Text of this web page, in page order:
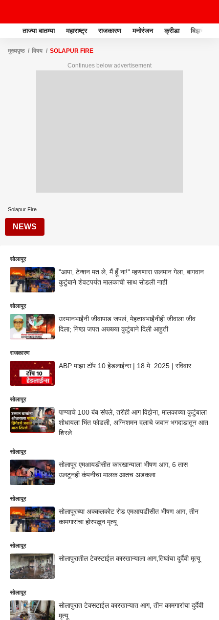
ताज्या बातम्या महाराष्ट्र राजकारण मनोरंजन क्रीडा बिझनेस
मुख्यपृष्ठ विषय SOLAPUR FIRE
Continues below advertisement
Solapur Fire
NEWS
सोलापूर
"आपा, टेन्शन मत ले, मैं हूँ ना!" म्हणणारा सलमान गेला, बागवान
कुटुंबाने शेवटपर्यंत मालकाची साथ सोडली नाही
सोलापूर
उस्मानभाईंनी जीवापाड जपलं, मेहताबभाईंनीही जीवाला जीव
दिला; निष्ठा जपत अख्ख्या कुटुंबाने दिली आहुती
राजकारण
ABP माझा टॉप 10 हेडलाईन्स | 18 मे 2025 | रविवार
सोलापूर
पाण्याचे 100 बंब संपले, तरीही आग विझेना, मालकाच्या कुटुंबाला
शोधायला भिंत फोडली, अग्निशमन दलाचे जवान भगदाडातून आत
शिरले
सोलापूर
सोलापूर एमआयडीसीत कारखान्याला भीषण आग, 6 तास
उलटूनही कंपनीचा मालक आतच अडकला
सोलापूर
सोलापूरच्या अक्कलकोट रोड एमआयडीसीत भीषण आग, तीन
कामगारांचा होरपळून मृत्यू
सोलापूर
सोलापुरातील टेक्स्टाईल कारखान्याला आग,तिघांचा दुर्दैवी मृत्यू
सोलापूर
सोलापुरात टेक्सटाईल कारखान्यात आग, तीन कामगारांचा दुर्दैवी
मृत्यू